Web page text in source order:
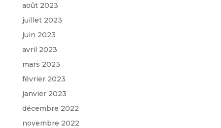
août 2023
juillet 2023
juin 2023
avril 2023
mars 2023
février 2023
janvier 2023
décembre 2022
novembre 2022